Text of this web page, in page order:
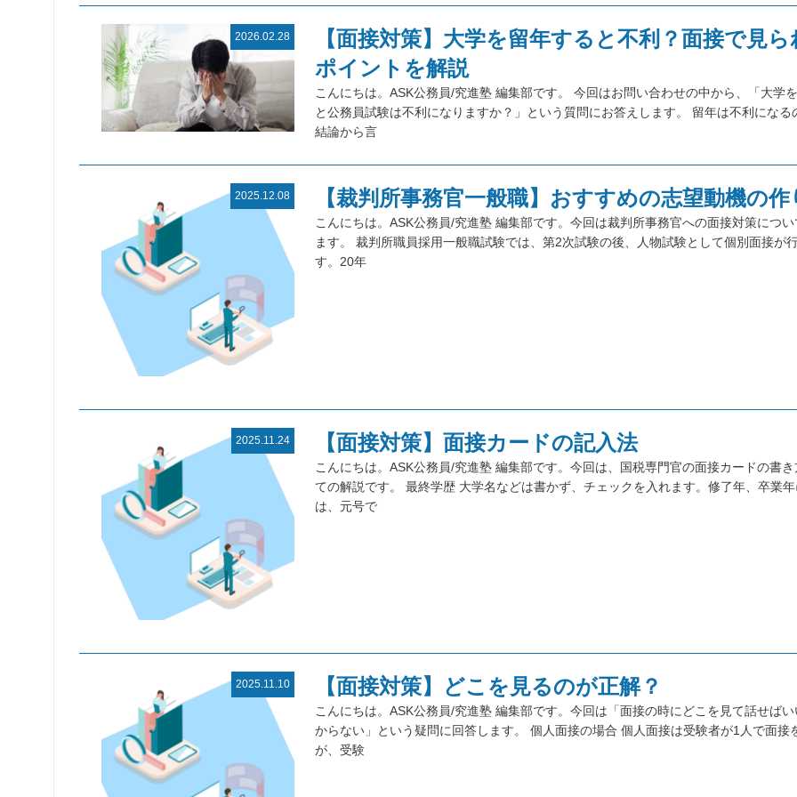
2026.02.28
【面接対策】大学を留年すると不利？面接で見
ポイントを解説
こんにちは。ASK公務員/究進塾 編集部です。 今回はお問い合わせの中から、「大学
と公務員試験は不利になりますか？」という質問にお答えします。 留年は不利になる
結論から言
2025.12.08 【裁判所事務官一般職】おすすめの志望動機の作
こんにちは。ASK公務員/究進塾 編集部です。今回は裁判所事務官への面接対策につ
ます。 裁判所職員採用一般職試験では、第2次試験の後、人物試験として個別面接が
す。20年
2025.11.24 【面接対策】面接カードの記入法
こんにちは。ASK公務員/究進塾 編集部です。今回は、国税専門官の面接カードの書
ての解説です。 最終学歴 大学名などは書かず、チェックを入れます。修了年、卒業
は、元号で
2025.11.10 【面接対策】どこを見るのが正解？
こんにちは。ASK公務員/究進塾 編集部です。今回は「面接の時にどこを見て話せば
からない」という疑問に回答します。 個人面接の場合 個人面接は受験者が1人で面接
が、受験